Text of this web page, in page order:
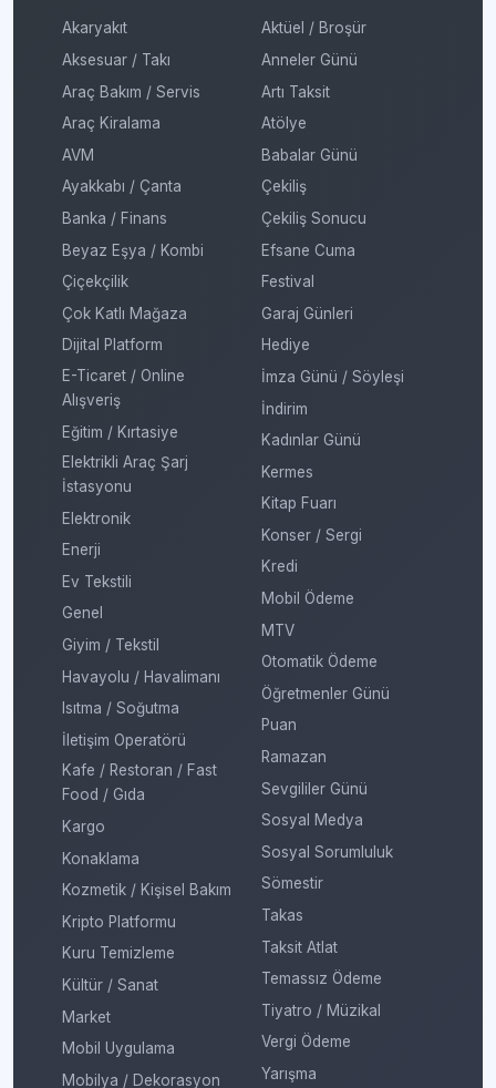
Akaryakıt
Aksesuar / Takı
Araç Bakım / Servis
Araç Kiralama
AVM
Ayakkabı / Çanta
Banka / Finans
Beyaz Eşya / Kombi
Çiçekçilik
Çok Katlı Mağaza
Dijital Platform
E-Ticaret / Online
Alışveriş
Eğitim / Kırtasiye
Elektrikli Araç Şarj
İstasyonu
Elektronik
Enerji
Ev Tekstili
Genel
Giyim / Tekstil
Havayolu / Havalimanı
Isıtma / Soğutma
İletişim Operatörü
Kafe / Restoran / Fast
Food / Gıda
Kargo
Konaklama
Kozmetik / Kişisel Bakım
Kripto Platformu
Kuru Temizleme
Kültür / Sanat
Market
Mobil Uygulama
Mobilya / Dekorasyon
Aktüel / Broşür
Anneler Günü
Artı Taksit
Atölye
Babalar Günü
Çekiliş
Çekiliş Sonucu
Efsane Cuma
Festival
Garaj Günleri
Hediye
İmza Günü / Söyleşi
İndirim
Kadınlar Günü
Kermes
Kitap Fuarı
Konser / Sergi
Kredi
Mobil Ödeme
MTV
Otomatik Ödeme
Öğretmenler Günü
Puan
Ramazan
Sevgililer Günü
Sosyal Medya
Sosyal Sorumluluk
Sömestir
Takas
Taksit Atlat
Temassız Ödeme
Tiyatro / Müzikal
Vergi Ödeme
Yarışma